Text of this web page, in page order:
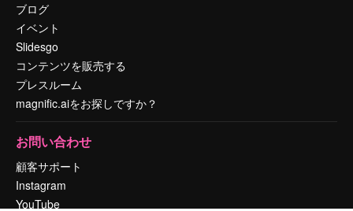
ブログ
イベント
Slidesgo
コンテンツを販売する
プレスルーム
magnific.aiをお探しですか？
お問い合わせ
顧客サポート
Instagram
YouTube